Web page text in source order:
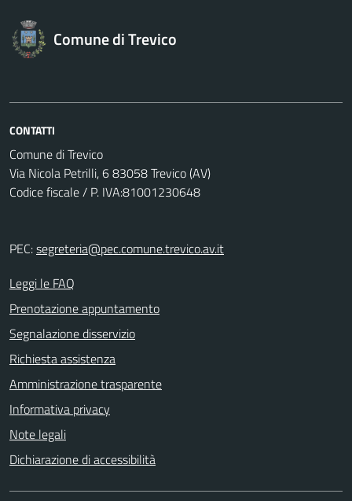
Comune di Trevico
CONTATTI
Comune di Trevico
Via Nicola Petrilli, 6 83058 Trevico (AV)
Codice fiscale / P. IVA:81001230648
PEC:segreteria@pec.comune.trevico.av.it
Leggi le FAQ
Prenotazione appuntamento
Segnalazione disservizio
Richiesta assistenza
Amministrazione trasparente
Informativa privacy
Note legali
Dichiarazione di accessibilità